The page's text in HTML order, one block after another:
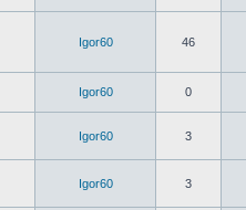
Igor60 46
Igor60 0
Igor60 3
Igor60 3